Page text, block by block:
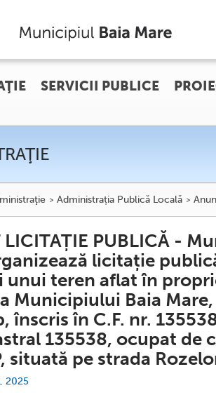
Administrația Publică Locală
PUBLICĂ -
licitație
unui teren aflat în
Municipiului Baia
înscris în C.F. nr.
135538, ocupat de
situată pe strada
2025
SERVICII PUBLICE